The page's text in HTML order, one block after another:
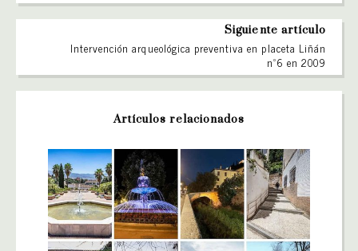
Siguiente artículo
Intervención arqueológica preventiva en placeta Liñán
nº6 en 2009
Artículos relacionados